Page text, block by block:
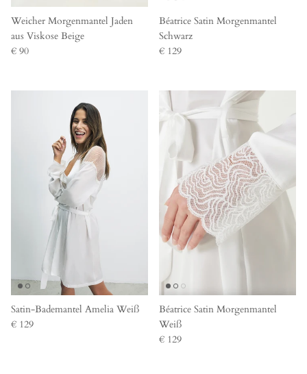
Weicher Morgenmantel Jaden
aus Viskose Beige
€ 90
Béatrice Satin Morgenmantel
Schwarz
€ 129
Satin-Bademantel Amelia Weiß
€ 129
Béatrice Satin Morgenmantel
Weiß
€ 129